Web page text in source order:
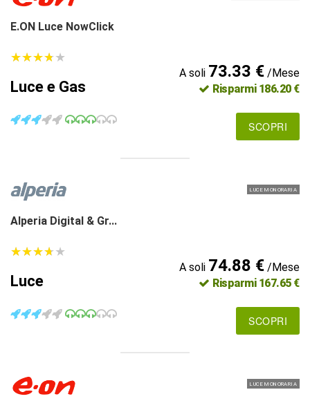
E.ON Luce NowClick
★★★★★
★★★★★
Luce e Gas
A soli 73.33 €/Mese
Risparmi 186.20 €
SCOPRI
LUCE MONORARIA
Alperia Digital & Gr...
★★★★★
★★★★★
Luce
A soli 74.88 €/Mese
Risparmi 167.65 €
SCOPRI
LUCE MONORARIA